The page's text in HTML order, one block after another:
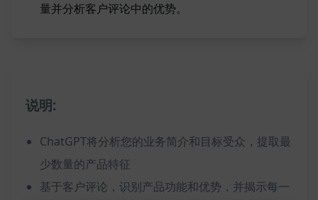
量并分析客户评论中的优势。
说明:
ChatGPT将分析您的业务简介和目标受众，提取最
少数量的产品特征
基于客户评论，识别产品功能和优势，并揭示每一